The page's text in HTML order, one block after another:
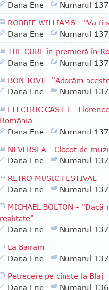
Dana Ene
Numarul
ROBBIE WILLIAMS - "Va
Dana Ene
Numarul
THE CURE în premieră în
Dana Ene
Numarul
BON JOVI - "Adorăm
Dana Ene
Numarul
ELECTRIC CASTLE -
România
Dana Ene
Numarul
NEVERSEA - Clocot de
Dana Ene
Numarul
RETRO MUSIC FESTIVAL
Dana Ene
Numarul
MICHAEL BOLTON -
realitate"
Dana Ene
Numarul
La Bairam
Dana Ene
Numarul
Petrecere pe cinste la Blaj
Dana Ene
Numarul